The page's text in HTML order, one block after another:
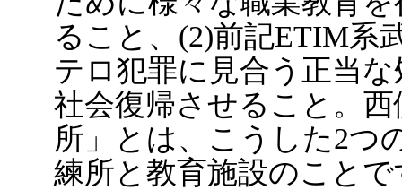
ること、(2)前記ETIM系
テロ犯罪に見合う正当
社会復帰させること。
所」とは、こうした2つ
練所と教育施設のことで